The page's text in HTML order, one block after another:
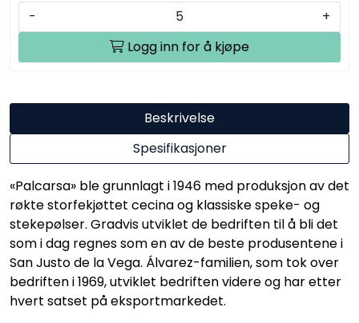
-
+
Logg inn for å kjøpe
Beskrivelse
Spesifikasjoner
«Palcarsa» ble grunnlagt i 1946 med produksjon av det
røkte storfekjøttet cecina og klassiske speke- og
stekepølser. Gradvis utviklet de bedriften til å bli det
som i dag regnes som en av de beste produsentene i
San Justo de la Vega. Álvarez-familien, som tok over
bedriften i 1969, utviklet bedriften videre og har etter
hvert satset på eksportmarkedet.